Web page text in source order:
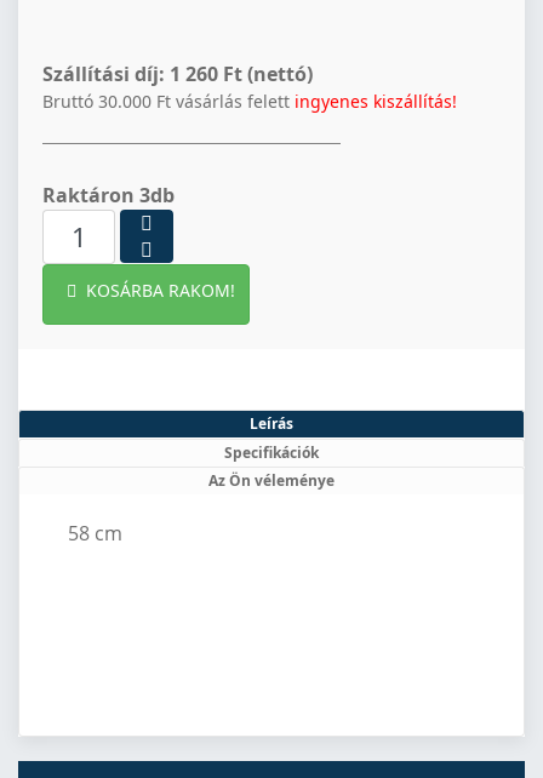
Szállítási díj: 1 260 Ft (nettó)
Bruttó 30.000 Ft vásárlás felett ingyenes kiszállítás!
Raktáron 3db
KOSÁRBA RAKOM!
Leírás
Specifikációk
Az Ön véleménye
58 cm